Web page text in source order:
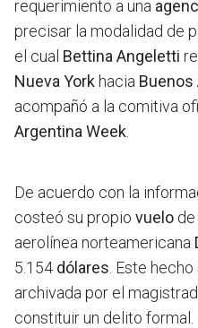
requerimiento a una
precisar la modalidad de
el cual Bettina Angeletti
Nueva York hacia Buenos
acompañó a la comitiva
Argentina Week
De acuerdo con la
costeó su propio vuelo
aerolínea norteamericana
5.154 dólares . Este
archivada por el
constituir un delito formal.